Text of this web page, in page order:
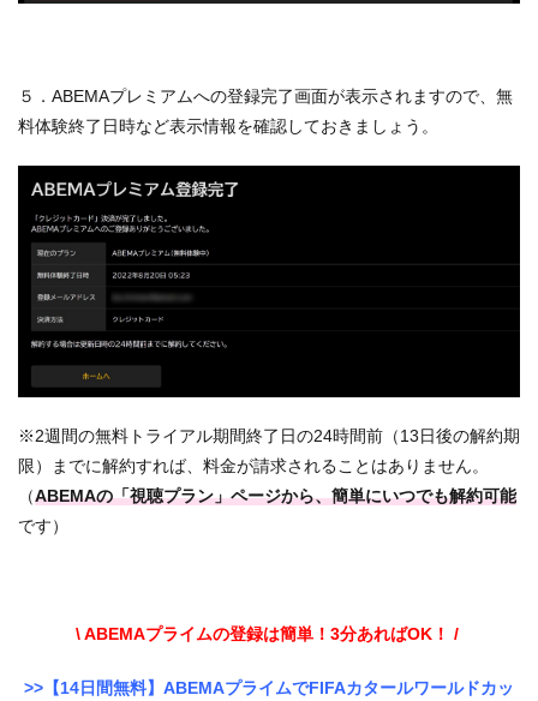
５．ABEMAプレミアムへの登録完了画面が表示されますので、無
料体験終了日時など表示情報を確認しておきましょう。
※2週間の無料トライアル期間終了日の24時間前（13日後の解約期
限）までに解約すれば、料金が請求されることはありません。
（ABEMAの「視聴プラン」ページから、簡単にいつでも解約可能
です）
\ ABEMAプライムの登録は簡単！3分あればOK！ /
>>【14日間無料】ABEMAプライムでFIFAカタールワールドカッ